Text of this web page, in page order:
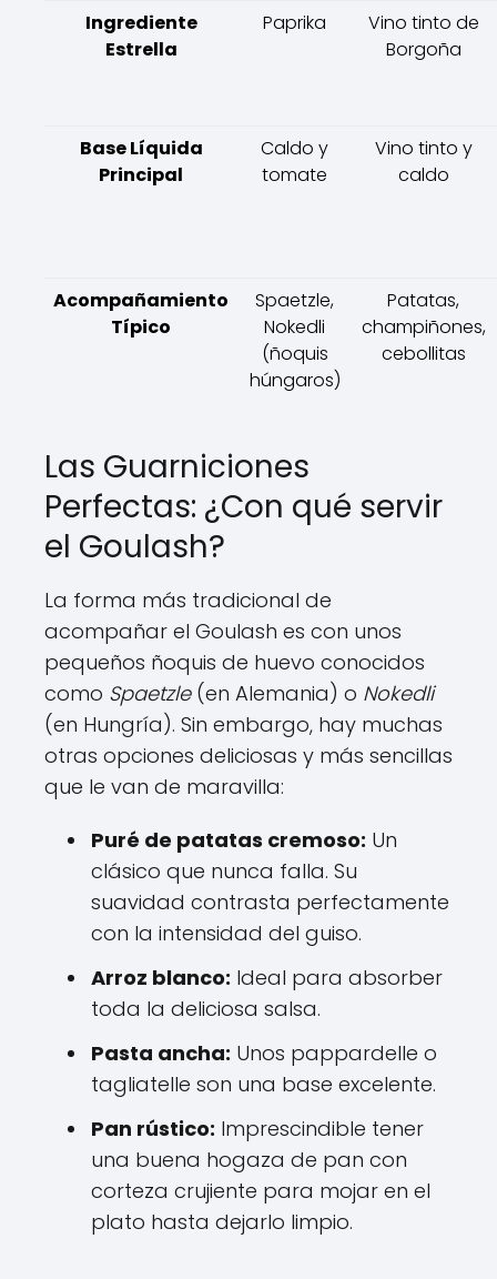
Ingrediente
Estrella
Paprika
Vino tinto de
Borgoña
Base Líquida
Principal
Caldo y
tomate
Vino tinto y
caldo
Acompañamiento
Típico
Spaetzle,
Nokedli
(ñoquis
húngaros)
Patatas,
champiñones,
cebollitas
Las Guarniciones
Perfectas: ¿Con qué servir
el Goulash?
La forma más tradicional de
acompañar el Goulash es con unos
pequeños ñoquis de huevo conocidos
como Spaetzle(en Alemania) o Nokedli
(en Hungría). Sin embargo, hay muchas
otras opciones deliciosas y más sencillas
que le van de maravilla:
Puré de patatas cremoso: Un
clásico que nunca falla. Su
suavidad contrasta perfectamente
con la intensidad del guiso.
Arroz blanco: Ideal para absorber
toda la deliciosa salsa.
Pasta ancha: Unos pappardelle o
tagliatelle son una base excelente.
Pan rústico: Imprescindible tener
una buena hogaza de pan con
corteza crujiente para mojar en el
plato hasta dejarlo limpio.